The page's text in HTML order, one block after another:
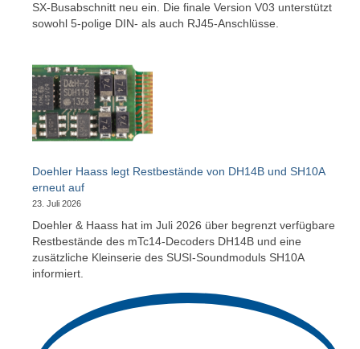
Modellbahn
Testanlage Spur N
Testanlage Elektronik und Elektrik
Roco BR 132 / BR 232 mit Plux22
Austauschplatine, ESU Loksound 5 und Zimo
GoldCap
Piko BB9210 – BR118 – BR65
Farbgebung
SX-Busabschnitt neu ein. Die finale Version V03 unterstützt
sowohl 5-polige DIN- als auch RJ45-Anschlüsse.
Doehler Haass legt Restbestände von DH14B und SH10A
erneut auf
23. Juli 2026
Doehler & Haass hat im Juli 2026 über begrenzt verfügbare
Restbestände des mTc14-Decoders DH14B und eine
zusätzliche Kleinserie des SUSI-Soundmoduls SH10A
informiert.